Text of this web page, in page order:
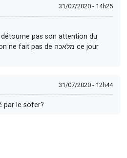
31/07/2020 - 14h25
31/07/2020 - 12h44
par le sofer?